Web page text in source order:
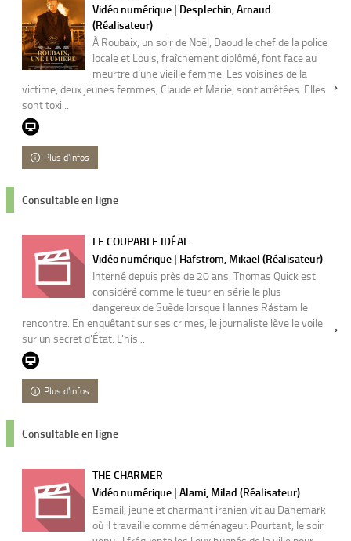
Vidéo numérique | Desplechin, Arnaud
(Réalisateur)
À Roubaix, un soir de Noël, Daoud le chef de la police
locale et Louis, fraîchement diplômé, font face au
meurtre d’une vieille femme. Les voisines de la
victime, deux jeunes femmes, Claude et Marie, sont arrêtées. Elles
sont toxi...
Plus d'infos
Consultable en ligne
LE COUPABLE IDÉAL
Vidéo numérique | Hafstrom, Mikael (Réalisateur)
Interné depuis près de 20 ans, Thomas Quick est
considéré comme le tueur en série le plus
dangereux de Suède lorsque Hannes Råstam le
rencontre. En enquêtant sur ses crimes, le journaliste lève le voile
sur un secret d'État. L'his...
Plus d'infos
Consultable en ligne
THE CHARMER
Vidéo numérique | Alami, Milad (Réalisateur)
Esmail, jeune et charmant iranien vit au Danemark
où il travaille comme déménageur. Pourtant, le soir